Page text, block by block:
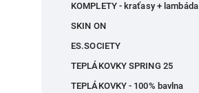
KOMPLETY - kraťasy + lambáda
SKIN ON
ES.SOCIETY
TEPLÁKOVKY SPRING 25
TEPLÁKOVKY - 100% bavlna